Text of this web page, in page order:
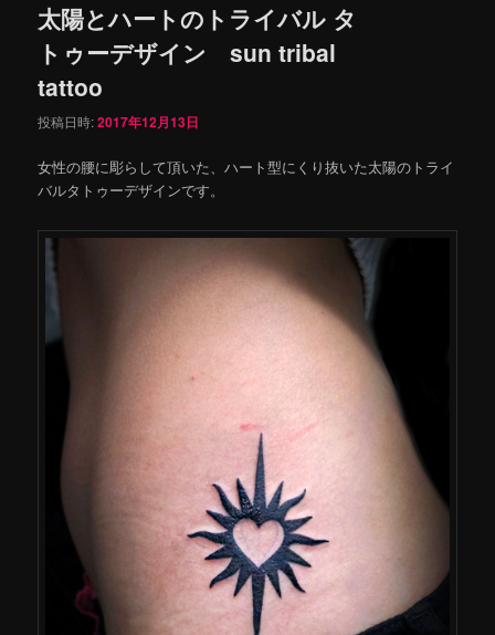
太陽とハートのトライバル タ
トゥーデザイン sun tribal
tattoo
投稿日時:2017年12月13日
女性の腰に彫らして頂いた、ハート型にくり抜いた太陽のトライ
バルタトゥーデザインです。